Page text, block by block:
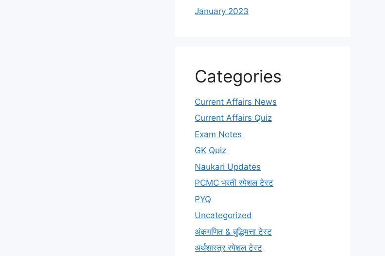
January 2023
Categories
Current Affairs News
Current Affairs Quiz
Exam Notes
GK Quiz
Naukari Updates
PCMC भरती स्पेशल टेस्ट
PYQ
Uncategorized
अंकगणित & बुद्धिमत्ता टेस्ट
अर्थशास्त्र स्पेशल टेस्ट